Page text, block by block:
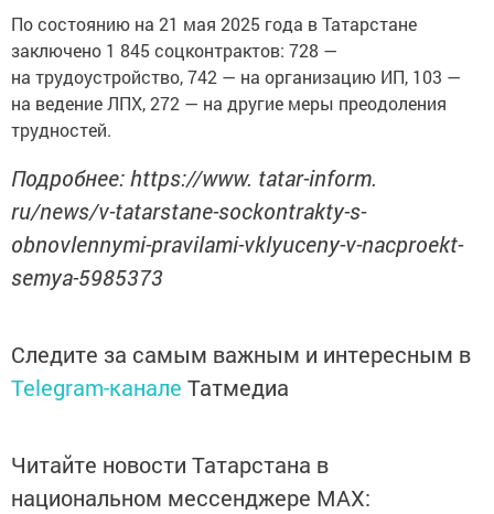
По состоянию на 21 мая 2025 года в Татарстане
заключено 1 845 соцконтрактов: 728 —
на трудоустройство, 742 — на организацию ИП, 103 —
на ведение ЛПХ, 272 — на другие меры преодоления
трудностей.
Подробнее: https://www. tatar-inform.
ru/news/v-tatarstane-sockontrakty-s-
obnovlennymi-pravilami-vklyuceny-v-nacproekt-
semya-5985373
Следите за самым важным и интересным в
Telegram-канале Татмедиа
Читайте новости Татарстана в
национальном мессенджере MАХ: